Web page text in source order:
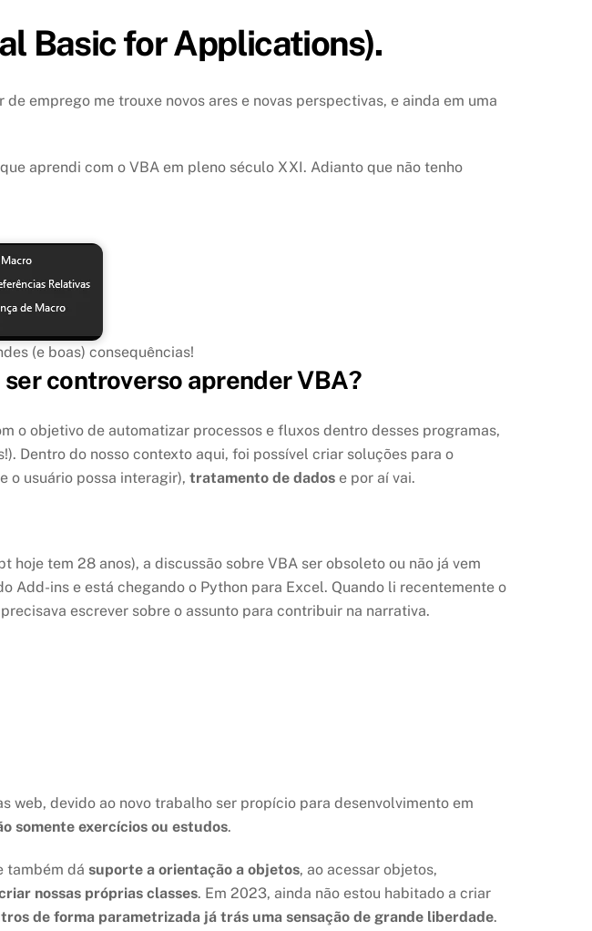
Basic for Applications).
emprego me trouxe novos ares e novas perspectivas, e ainda em uma
aprendi com o VBA em pleno século XXI. Adianto que não tenho
(e boas) consequências!
controverso aprender VBA?
o objetivo de automatizar processos e fluxos dentro desses programas,
Dentro do nosso contexto aqui, foi possível criar soluções para o
o usuário possa interagir), tratamento de dados e por aí vai.
tem 28 anos), a discussão sobre VBA ser obsoleto ou não já vem
Add-ins e está chegando o Python para Excel. Quando li recentemente o
escrever sobre o assunto para contribuir na narrativa.
devido ao novo trabalho ser propício para desenvolvimento em
somente exercícios ou estudos.
também dá suporte a orientação a objetos, ao acessar objetos,
nossas próprias classes. Em 2023, ainda não estou habitado a criar
de forma parametrizada já trás uma sensação de grande liberdade.